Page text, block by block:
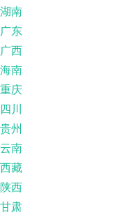
湖南
广东
广西
海南
重庆
四川
贵州
云南
西藏
陕西
甘肃